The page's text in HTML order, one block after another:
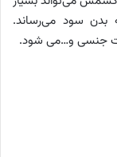
بدن سود می‌رساند.
جنسی و…می شود.